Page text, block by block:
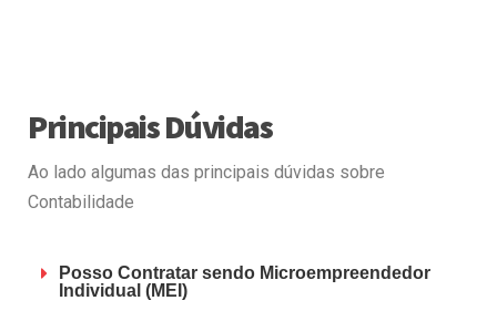
Principais Dúvidas
Ao lado algumas das principais dúvidas sobre
Contabilidade
Posso Contratar sendo Microempreendedor
Individual (MEI)